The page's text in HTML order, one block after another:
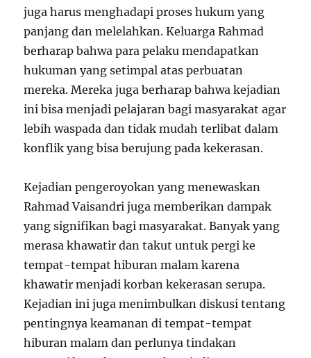
juga harus menghadapi proses hukum yang
panjang dan melelahkan. Keluarga Rahmad
berharap bahwa para pelaku mendapatkan
hukuman yang setimpal atas perbuatan
mereka. Mereka juga berharap bahwa kejadian
ini bisa menjadi pelajaran bagi masyarakat agar
lebih waspada dan tidak mudah terlibat dalam
konflik yang bisa berujung pada kekerasan.
Kejadian pengeroyokan yang menewaskan
Rahmad Vaisandri juga memberikan dampak
yang signifikan bagi masyarakat. Banyak yang
merasa khawatir dan takut untuk pergi ke
tempat-tempat hiburan malam karena
khawatir menjadi korban kekerasan serupa.
Kejadian ini juga menimbulkan diskusi tentang
pentingnya keamanan di tempat-tempat
hiburan malam dan perlunya tindakan